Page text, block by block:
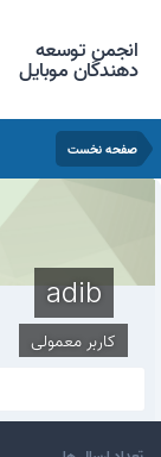
انجمن توسعه
دهندگان موبایل
صفحه نخست
adib
کاربر معمولی